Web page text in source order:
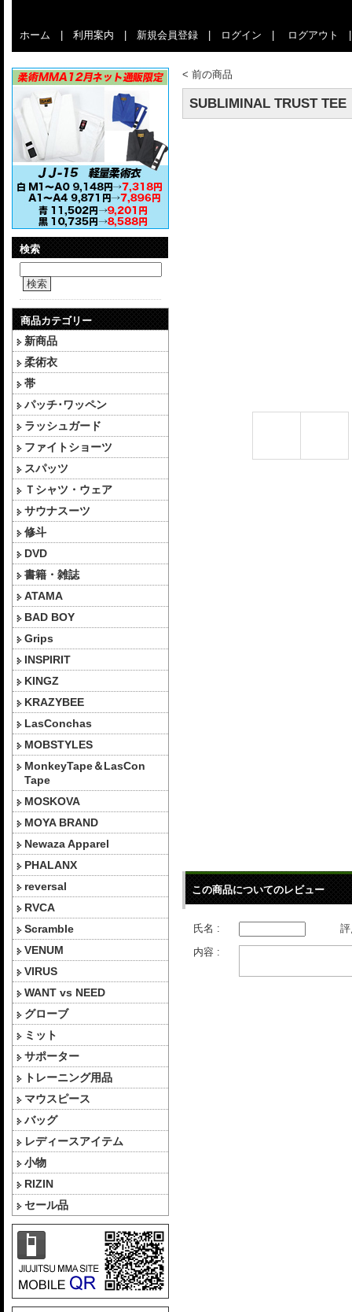
ホーム 利用案内 新規会員登録 ログイン ログアウト
検索
検索
商品カテゴリー
新商品
柔術衣
帯
パッチ･ワッペン
ラッシュガード
ファイトショーツ
スパッツ
Ｔシャツ・ウェア
サウナスーツ
修斗
DVD
書籍・雑誌
ATAMA
BAD BOY
Grips
INSPIRIT
KINGZ
KRAZYBEE
LasConchas
MOBSTYLES
MonkeyTape＆LasCon
Tape
MOSKOVA
MOYA BRAND
Newaza Apparel
PHALANX
reversal
RVCA
Scramble
VENUM
VIRUS
WANT vs NEED
グローブ
ミット
サポーター
トレーニング用品
マウスピース
バッグ
レディースアイテム
小物
RIZIN
セール品
< 前の商品
SUBLIMINAL TRUST TEE
この商品についてのレビュー
氏名 :
内容 :